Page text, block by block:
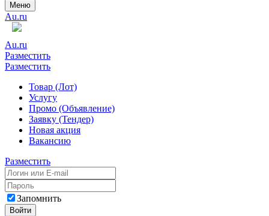
Меню
Au.ru
Au.ru
Разместить
Разместить
Товар (Лот)
Услугу
Промо (Объявление)
Заявку (Тендер)
Новая акция
Вакансию
Разместить
Запомнить
Войти